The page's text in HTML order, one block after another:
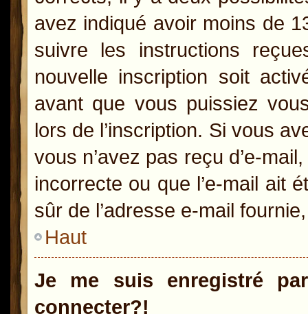
avez indiqué avoir moins de
suivre les instructions
nouvelle inscription soit
avant que vous puissiez
lors de l’inscription. Si vous
vous n’avez pas reçu d’e-
incorrecte ou que l’e-mail ait
sûr de l’adresse e-mail
Haut
Je me suis enregistré
connecter?!